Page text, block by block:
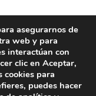
reserved.
asegurarnos de
web y para
interactúan con
clic en Aceptar,
cookies para
puedes hacer